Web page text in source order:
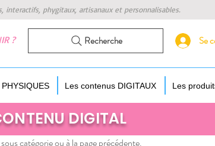
interactifs, phygitaux, artisanaux et personnalisables.
? Recherche Se
Les contenus DIGITAUX Les
DIGITAL
catégorie ou à la page précédente.